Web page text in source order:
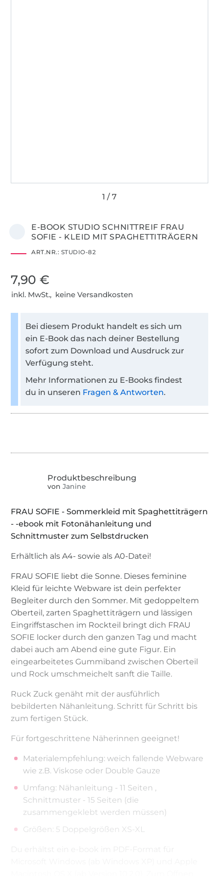
E-BOOK STUDIO SCHNITTREIF FRAU
SOFIE - KLEID MIT SPAGHETTITRÄGERN
ART.NR.: STUDIO-82
7,90 €
inkl. MwSt., keine Versandkosten
Bei diesem Produkt handelt es sich um
ein E-Book das nach deiner Bestellung
sofort zum Download und Ausdruck zur
Verfügung steht.
Mehr Informationen zu E-Books findest
du in unseren Fragen & Antworten.
von Janine
FRAU SOFIE - Sommerkleid mit Spaghettiträgern
- -ebook mit Fotonähanleitung und
Schnittmuster zum Selbstdrucken
Erhältlich als A4- sowie als A0-Datei!
FRAU SOFIE liebt die Sonne. Dieses feminine
Kleid für leichte Webware ist dein perfekter
Begleiter durch den Sommer. Mit gedoppeltem
Oberteil, zarten Spaghettiträgern und lässigen
Eingriffstaschen im Rockteil bringt dich FRAU
SOFIE locker durch den ganzen Tag und macht
dabei auch am Abend eine gute Figur. Ein
eingearbeitetes Gummiband zwischen Oberteil
und Rock umschmeichelt sanft die Taille.
Ruck Zuck genäht mit der ausführlich
bebilderten Nähanleitung. Schritt für Schritt bis
zum fertigen Stück.
Für fortgeschrittene Näherinnen geeignet!
Materialempfehlung: weich fallende Webware
wie z.B. Viskose oder Double Gauze
Umfang: Nähanleitung - 11 Seiten ,
Schnittmuster - 15 Seiten (die
zusammengeklebt werden müssen)
Größen: 5 Doppelgrößen XS-XL